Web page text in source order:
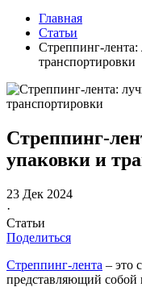
Главная
Статьи
Стреппинг-
транспортировки
Стреппинг-
упаковки и
23 Дек 2024
·
Статьи
Поделиться
Стреппинг-лента – это
представляющий